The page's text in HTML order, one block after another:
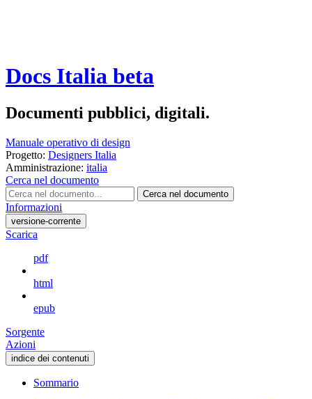
Docs Italia beta
Documenti pubblici, digitali.
Manuale operativo di design
Progetto: Designers Italia
Amministrazione: italia
Cerca nel documento
Cerca nel documento
Informazioni
versione-corrente
Scarica
pdf
html
epub
Sorgente
Azioni
indice dei contenuti
Sommario